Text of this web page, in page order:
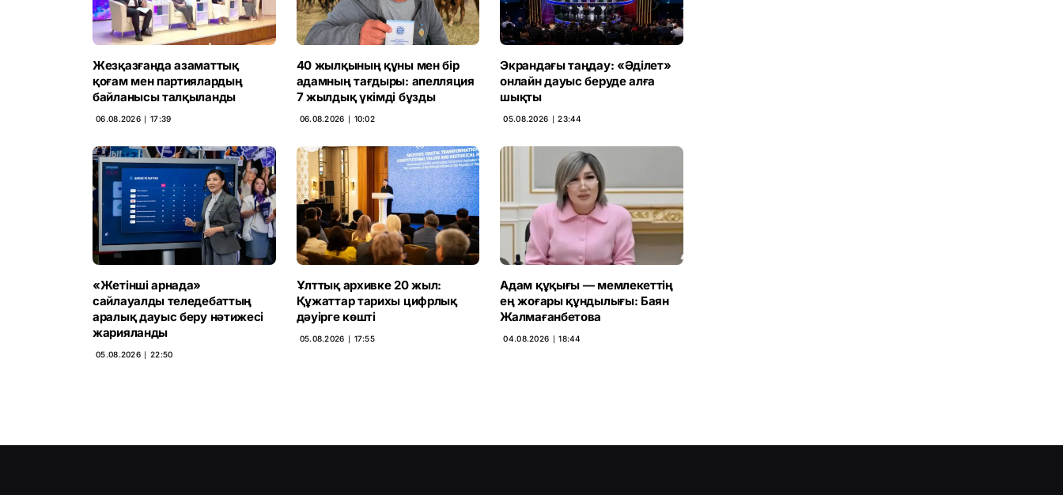
Жезқазғанда азаматтық
қоғам мен партиялардың
байланысы талқыланды
06.08.2026 ∣ 17:39
40 жылқының құны мен бір
адамның тағдыры: апелляция
7 жылдық үкімді бұзды
06.08.2026 ∣ 10:02
Экрандағы таңдау: «Әділет»
онлайн дауыс беруде алға
шықты
05.08.2026 ∣ 23:44
«Жетінші арнада»
сайлауалды теледебаттың
аралық дауыс беру нәтижесі
жарияланды
05.08.2026 ∣ 22:50
Ұлттық архивке 20 жыл:
Құжаттар тарихы цифрлық
дәуірге көшті
05.08.2026 ∣ 17:55
Адам құқығы — мемлекеттің
ең жоғары құндылығы: Баян
Жалмағанбетова
04.08.2026 ∣ 18:44